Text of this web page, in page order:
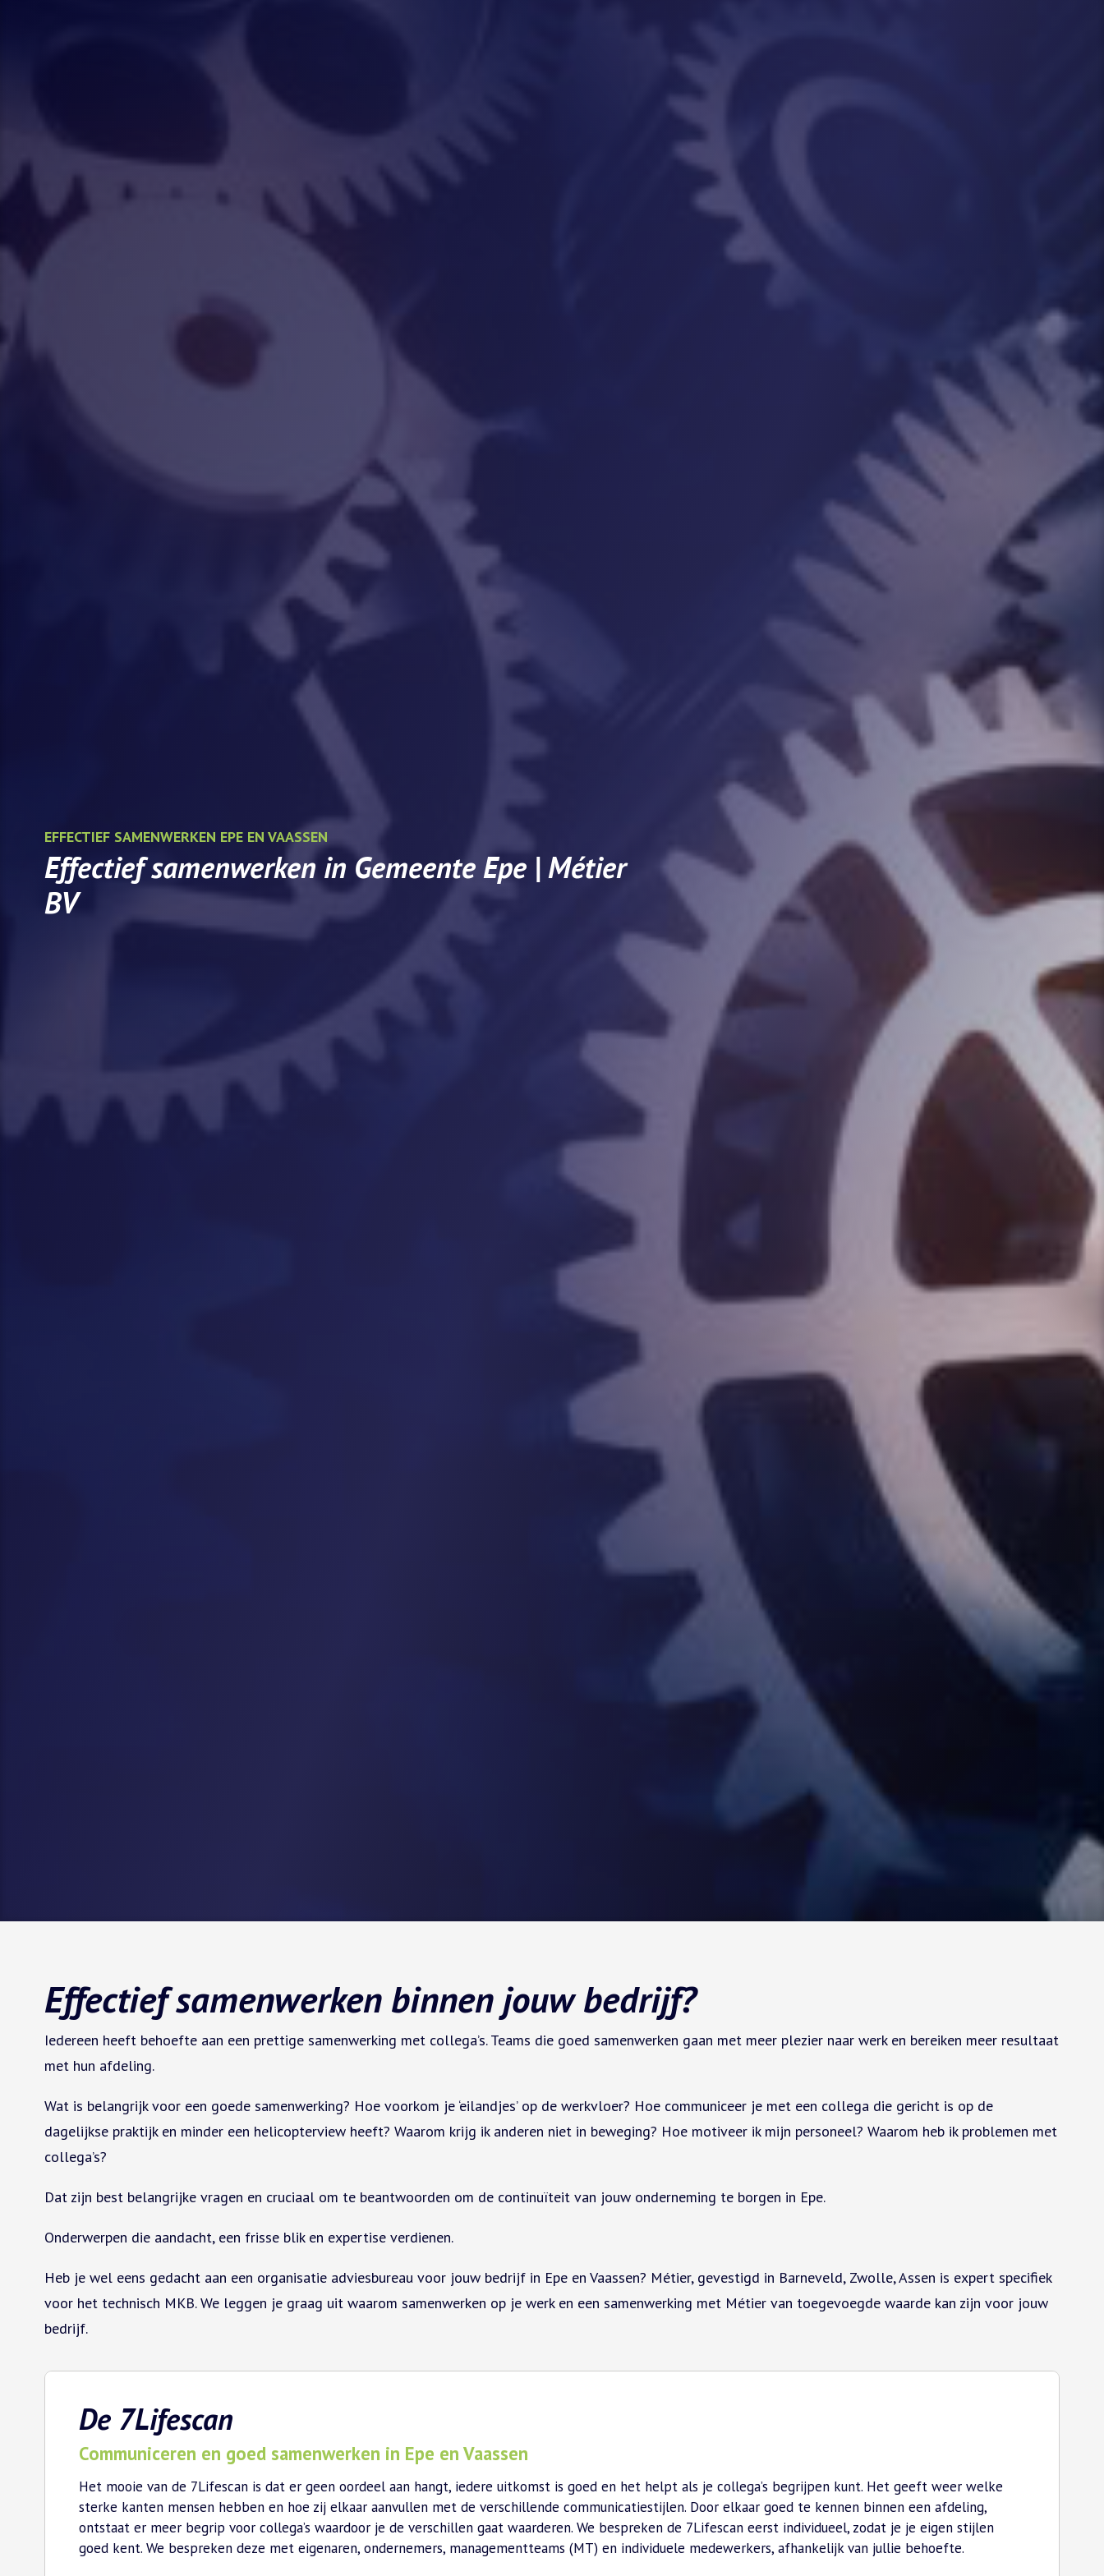
EFFECTIEF SAMENWERKEN EPE EN VAASSEN
Effectief samenwerken in Gemeente Epe | Métier
BV
Effectief samenwerken binnen jouw bedrijf?
Iedereen heeft behoefte aan een prettige samenwerking met collega’s. Teams die goed samenwerken gaan met meer plezier naar werk en bereiken meer resultaat
met hun afdeling.
Wat is belangrijk voor een goede samenwerking? Hoe voorkom je ‘eilandjes’ op de werkvloer? Hoe communiceer je met een collega die gericht is op de
dagelijkse praktijk en minder een helicopterview heeft? Waarom krijg ik anderen niet in beweging? Hoe motiveer ik mijn personeel? Waarom heb ik problemen met
collega’s?
Dat zijn best belangrijke vragen en cruciaal om te beantwoorden om de continuïteit van jouw onderneming te borgen in Epe.
Onderwerpen die aandacht, een frisse blik en expertise verdienen.
Heb je wel eens gedacht aan een organisatie adviesbureau voor jouw bedrijf in Epe en Vaassen? Métier, gevestigd in Barneveld, Zwolle, Assen is expert specifiek
voor het technisch MKB. We leggen je graag uit waarom samenwerken op je werk en een samenwerking met Métier van toegevoegde waarde kan zijn voor jouw
bedrijf.
De 7Lifescan
Communiceren en goed samenwerken in Epe en Vaassen
Het mooie van de 7Lifescan is dat er geen oordeel aan hangt, iedere uitkomst is goed en het helpt als je collega’s begrijpen kunt. Het geeft weer welke
sterke kanten mensen hebben en hoe zij elkaar aanvullen met de verschillende communicatiestijlen. Door elkaar goed te kennen binnen een afdeling,
ontstaat er meer begrip voor collega’s waardoor je de verschillen gaat waarderen. We bespreken de 7Lifescan eerst individueel, zodat je je eigen stijlen
goed kent. We bespreken deze met eigenaren, ondernemers, managementteams (MT) en individuele medewerkers, afhankelijk van jullie behoefte.